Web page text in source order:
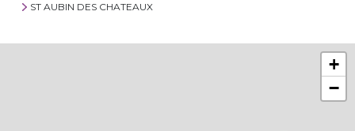
ST AUBIN DES CHATEAUX
+
−